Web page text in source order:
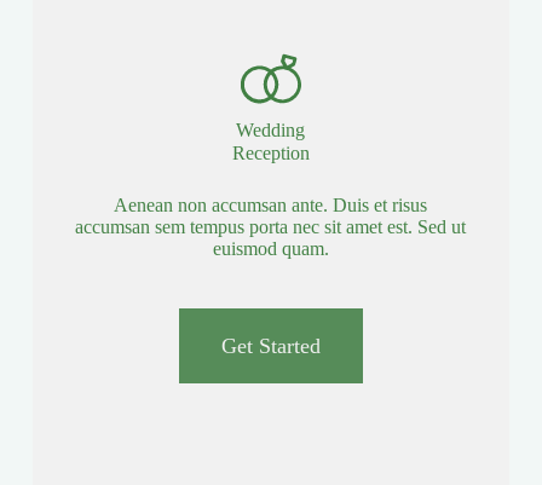
Wedding
Reception
Aenean non accumsan ante. Duis et risus
accumsan sem tempus porta nec sit amet est. Sed ut
euismod quam.
Get Started